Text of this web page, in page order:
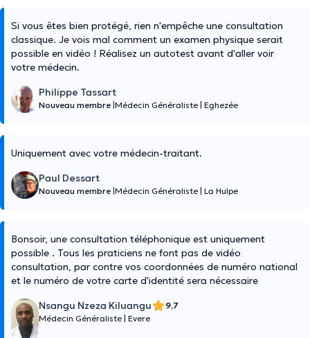
Si vous êtes bien protégé, rien n'empêche une consultation
classique. Je vois mal comment un examen physique serait
possible en vidéo ! Réalisez un autotest avant d'aller voir
votre médecin.
Philippe Tassart
Nouveau membre Médecin Généraliste Eghezée
Uniquement avec votre médecin-traitant.
Paul Dessart
Nouveau membre Médecin Généraliste La Hulpe
Bonsoir, une consultation téléphonique est uniquement
possible . Tous les praticiens ne font pas de vidéo
consultation, par contre vos coordonnées de numéro national
et le numéro de votre carte d'identité sera nécessaire
Nsangu Nzeza Kiluangu
9,7
Médecin Généraliste Evere